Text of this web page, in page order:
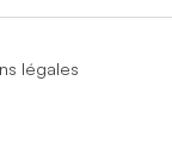
légales